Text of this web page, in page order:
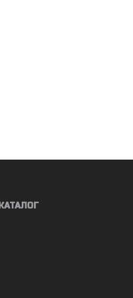
КАТАЛОГ